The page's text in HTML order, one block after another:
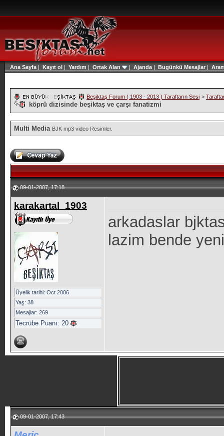
Ana Sayfa | Kayıt ol | Yardım | Ortak Alan | Ajanda | Bugünkü Mesajlar|
Beşiktaş Forum ( 1903 - 2013 ) Taraftarın Sesi >
köprü dizisinde beşiktaş ve çarşı fanatizmi
Multi Media BJK mp3 video Resimler.
09-01-2007, 17:18
karakartal_1903
Üyelik tarihi: Oct 2006
Yaş: 38
Mesajlar: 269
Tecrübe Puanı: 20
arkadaslar
lazim bende
09-01-2007, 17:43